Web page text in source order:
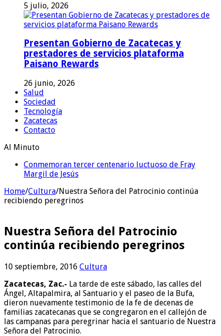
5 julio, 2026
Presentan Gobierno de Zacatecas y
prestadores de servicios plataforma
Paisano Rewards
26 junio, 2026
Salud
Sociedad
Tecnología
Zacatecas
Contacto
Al Minuto
Conmemoran tercer centenario luctuoso de Fray
Margil de Jesús
Home/Cultura/Nuestra Señora del Patrocinio continúa
recibiendo peregrinos
Nuestra Señora del Patrocinio
continúa recibiendo peregrinos
10 septiembre, 2016 Cultura
Zacatecas, Zac.- La tarde de este sábado, las calles del
Ángel, Altapalmira, al Santuario y el paseo de la Bufa,
dieron nuevamente testimonio de la fe de decenas de
familias zacatecanas que se congregaron en el callejón de
las campanas para peregrinar hacia el santuario de Nuestra
Señora del Patrocinio.